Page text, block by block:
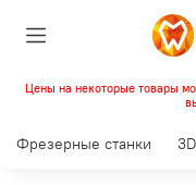
Цены на некоторые товары
Фрезерные станки